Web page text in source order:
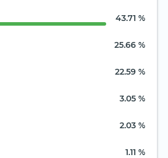
43.71 %
25.66 %
22.59 %
3.05 %
2.03 %
1.11 %